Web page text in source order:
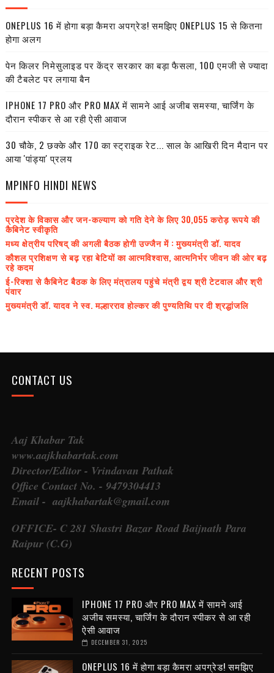
ONEPLUS 16 में होगा बड़ा कैमरा अपग्रेड! समझिए ONEPLUS 15 से कितना
होगा अलग
पेन किलर निमेसुलाइड पर केंद्र सरकार का बड़ा फैसला, 100 एमजी से ज्यादा
की टैबलेट पर लगाया बैन
IPHONE 17 PRO और PRO MAX में सामने आई अजीब समस्या, चार्जिंग के
दौरान स्पीकर से आ रही ऐसी आवाज
30 चौके, 2 छक्के और 170 का स्ट्राइक रेट... साल के आखिरी दिन मैदान पर
आया 'पांड्या' प्रलय
MPINFO HINDI NEWS
प्रदेश के विकास और जन-कल्याण को गति देने के लिए 30,055 करोड़ रूपये की
कैबिनेट स्वीकृति
मध्य क्षेत्रीय परिषद् की अगली बैठक होगी उज्जैन में : मुख्यमंत्री डॉ. यादव
कौशल प्रशिक्षण से बढ़ रहा बेटियों का आत्मविश्वास, आत्मनिर्भर जीवन की ओर बढ़
रहे कदम
ई-रिक्शा से कैबिनेट बैठक के लिए मंत्रालय पहुंचे मंत्री द्वय श्री टेटवाल और श्री
पंवार
मुख्यमंत्री डॉ. यादव ने स्व. मल्हारराव होल्कर की पुण्यतिथि पर दी श्रद्धांजलि
CONTACT US
Aaj Khabar Tak
www.aajkhabartak.com
Director/Editor - Vrindavan Pathak
Office Contact No. - 9479304413
Email - aajkhabartak@gmail.com
OFFICE- C 281 Shastri Bazar Road Baijnath Para
Raipur (C.G)
RECENT POSTS
IPHONE 17 PRO और PRO MAX में सामने आई
अजीब समस्या, चार्जिंग के दौरान स्पीकर से आ रही
ऐसी आवाज
DECEMBER 31, 2025
ONEPLUS 16 में होगा बड़ा कैमरा अपग्रेड! समझिए